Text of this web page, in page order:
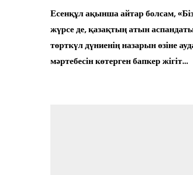
Есенқұл ақынша айтар болсам,
жүрсе де, қазақтың атын
төрткүл дүниенің назарын өзіне
мәртебесін көтерген бапкер жігіт…